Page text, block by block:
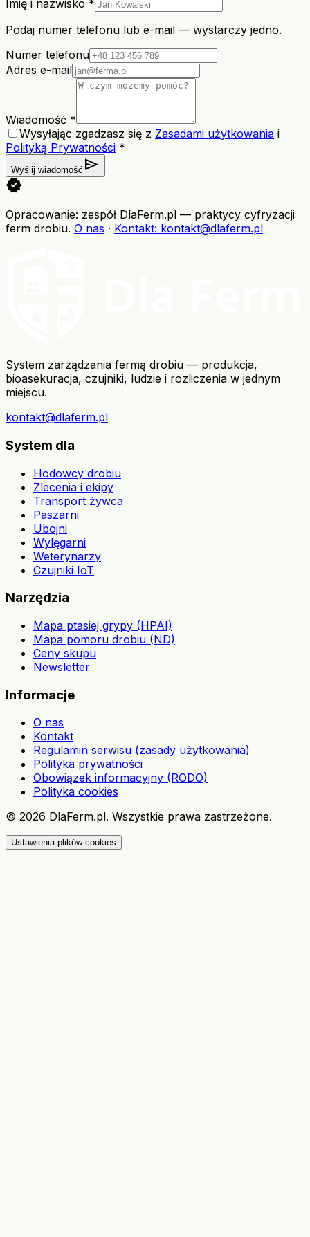
Imię i nazwisko *
Podaj numer telefonu lub e-mail — wystarczy jedno.
Numer telefonu
Adres e-mail
Wiadomość *
Wysyłając zgadzasz się z Zasadami użytkowania i
Polityką Prywatności *
Wyślij wiadomość send
verified
Opracowanie: zespół DlaFerm.pl — praktycy cyfryzacji
ferm drobiu. O nas · Kontakt: kontakt@dlaferm.pl
System zarządzania fermą drobiu — produkcja,
bioasekuracja, czujniki, ludzie i rozliczenia w jednym
miejscu.
kontakt@dlaferm.pl
System dla
Hodowcy drobiu
Zlecenia i ekipy
Transport żywca
Paszarni
Ubojni
Wylęgarni
Weterynarzy
Czujniki IoT
Narzędzia
Mapa ptasiej grypy (HPAI)
Mapa pomoru drobiu (ND)
Ceny skupu
Newsletter
Informacje
O nas
Kontakt
Regulamin serwisu (zasady użytkowania)
Polityka prywatności
Obowiązek informacyjny (RODO)
Polityka cookies
© 2026 DlaFerm.pl. Wszystkie prawa zastrzeżone.
Ustawienia plików cookies